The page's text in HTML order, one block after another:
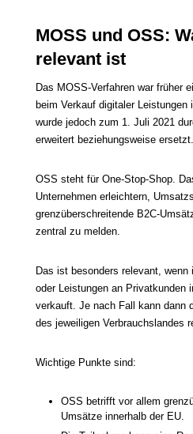
MOSS und OSS:
relevant ist
Das MOSS-Verfahren war früher
beim Verkauf digitaler Leistungen
wurde jedoch zum 1. Juli 2021
erweitert beziehungsweise ersetzt.
OSS steht für One-Stop-Shop.
Unternehmen erleichtern,
grenzüberschreitende B2C-
zentral zu melden.
Das ist besonders relevant, wenn
oder Leistungen an Privatkunden
verkauft. Je nach Fall kann dann
des jeweiligen Verbrauchslandes
Wichtige Punkte sind:
OSS betrifft vor allem
Umsätze innerhalb der EU.